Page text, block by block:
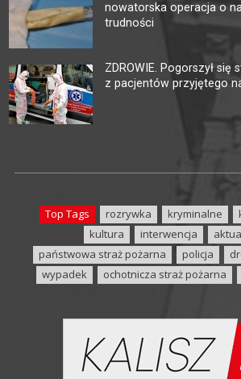
nowatorska operacja o
trudności
ZDROWIE. Pogorszył się
z pacjentów przyjętego
Top Tags rozrywka kryminalne
kultura
interwencja
państwowa straż pożarna
policja
wypadek
ochotnicza straż pożarna